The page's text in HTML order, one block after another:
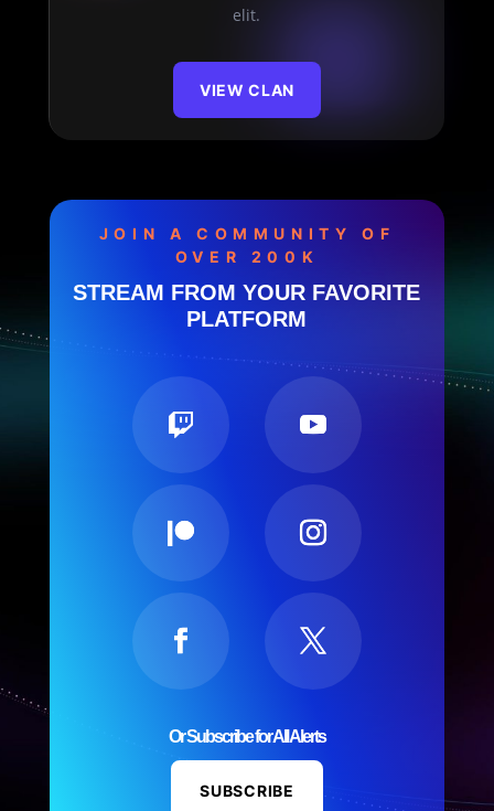
elit.
VIEW CLAN
JOIN A COMMUNITY OF
OVER 200K
STREAM FROM YOUR FAVORITE
PLATFORM
Or Subscribe for All Alerts
SUBSCRIBE